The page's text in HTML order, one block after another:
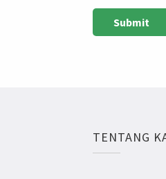
TENTANG